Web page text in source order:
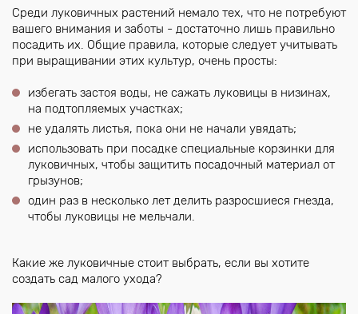
Среди луковичных растений немало тех, что не потребуют
вашего внимания и заботы - достаточно лишь правильно
посадить их. Общие правила, которые следует учитывать
при выращивании этих культур, очень просты:
избегать застоя воды, не сажать луковицы в низинах,
на подтопляемых участках;
не удалять листья, пока они не начали увядать;
использовать при посадке специальные корзинки для
луковичных, чтобы защитить посадочный материал от
грызунов;
один раз в несколько лет делить разросшиеся гнезда,
чтобы луковицы не мельчали.
Какие же луковичные стоит выбрать, если вы хотите
создать сад малого ухода?